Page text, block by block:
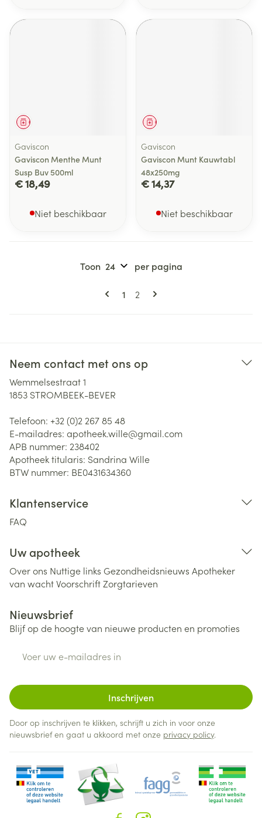
Geneesmiddel
Gaviscon
Gaviscon Menthe Munt
Susp Buv 500ml
€ 18,49
Niet beschikbaar
Geneesmiddel
Gaviscon
Gaviscon Munt Kauwtabl
48x250mg
€ 14,37
Niet beschikbaar
Pagina's
U lees momenteel pagina
1 Pagina
2
Toon per pagina
Neem contact met ons op
Wemmelsestraat 1
1853 STROMBEEK-BEVER
Telefoon: +32 (0)2 267 85 48
E-mailadres: apotheek.wille@gmail.com
APB nummer: 238402
Apotheek titularis: Sandrina Wille
BTW nummer: BE0431634360
Klantenservice
FAQ
Uw apotheek
Over ons Nuttige links Gezondheidsnieuws Apotheker
van wachtVoorschriftZorgtarieven
Nieuwsbrief
Blijf op de hoogte van nieuwe producten en promoties
Inschrijven
Door op inschrijven te klikken, schrijft u zich in voor onze
nieuwsbrief en gaat u akkoord met onze privacy policy.